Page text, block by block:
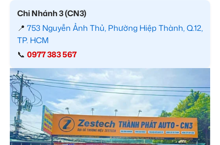
Chi Nhánh 3 (CN3)
📍 753 Nguyễn Ảnh Thủ, Phường Hiệp Thành, Q.12,
TP. HCM
📞 0977 383 567